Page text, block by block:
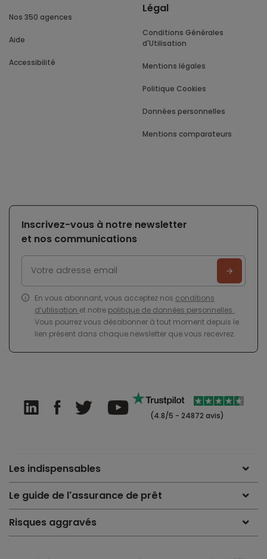
Nos 350 agences
Aide
Accessibilité
Légal
Conditions Générales
d'Utilisation
Mentions légales
Politique Cookies
Données personnelles
Mentions comparateurs
Inscrivez-vous à notre newsletter
et nos communications
En vous abonnant, vous acceptez nos conditions
d’utilisation et notre politique de données personnelles .
Vous pourrez vous désabonner à tout moment depuis le
lien présent dans chaque newsletter que vous recevrez.
(4.8/5 - 24872 avis)
Les indispensables
Le guide de l'assurance de prêt
Risques aggravés